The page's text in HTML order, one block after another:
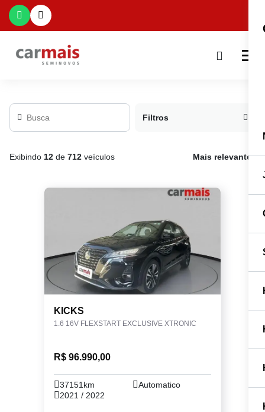
Filtros
Exibindo 12 de 712 veículos Mais relevante
KICKS
1.6 16V FLEXSTART EXCLUSIVE XTRONIC
R$ 96.990,00
37151km
Automatico
2021 / 2022